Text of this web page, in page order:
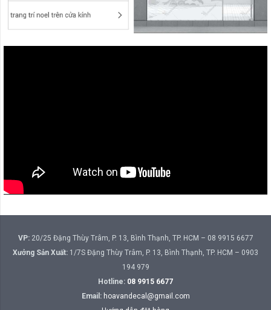
VP:20/25 Đặng Thùy Trâm, P. 13, Bình Thạnh, TP. HCM – 08 9915 6677
Xưởng Sản Xuất: 1/7S Đặng Thùy Trâm, P. 13, Bình Thạnh, TP. HCM – 0903
194 979
Hotline: 08 9915 6677
Email: hoavandecal@gmail.com